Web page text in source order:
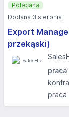
Export
przekąski)
praca
praca
Polecana
Dodana 3 sierpnia